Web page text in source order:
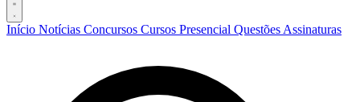
Início Notícias Concursos Cursos Presencial Questões Assinaturas